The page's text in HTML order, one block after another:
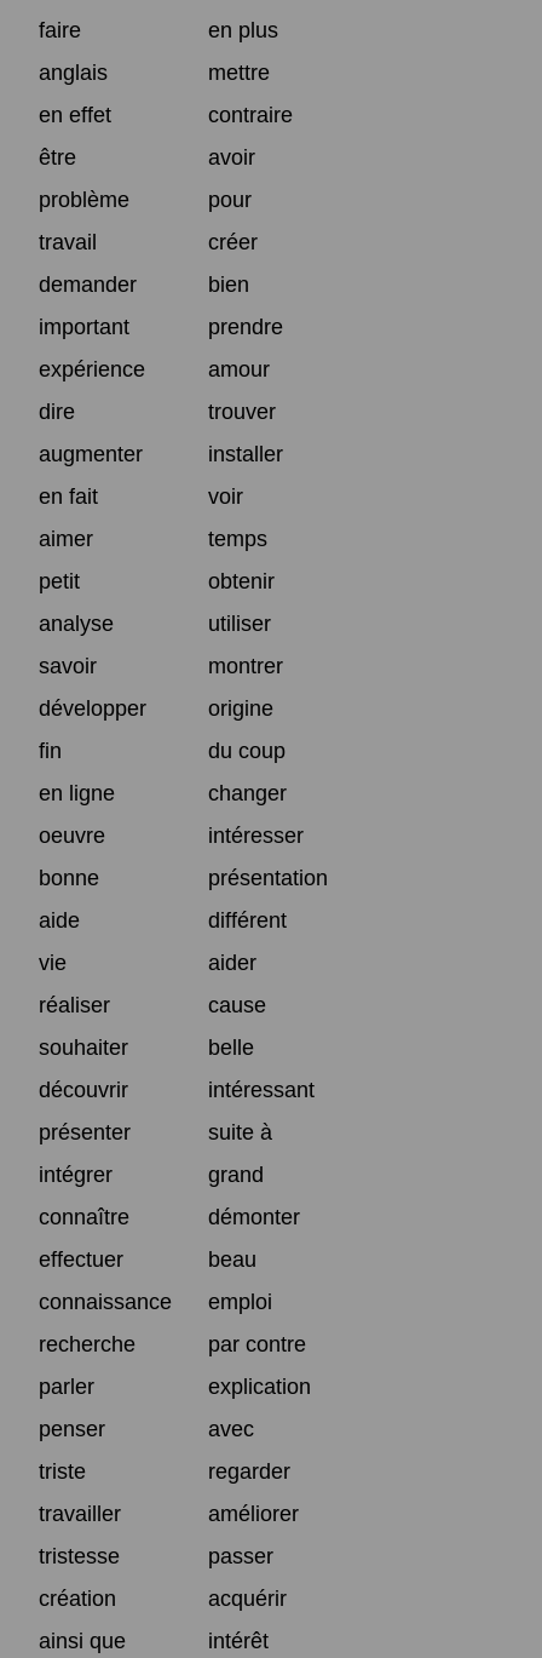
faire
en plus
anglais
mettre
en effet
contraire
être
avoir
problème
pour
travail
créer
demander
bien
important
prendre
expérience
amour
dire
trouver
augmenter
installer
en fait
voir
aimer
temps
petit
obtenir
analyse
utiliser
savoir
montrer
développer
origine
fin
du coup
en ligne
changer
oeuvre
intéresser
bonne
présentation
aide
différent
vie
aider
réaliser
cause
souhaiter
belle
découvrir
intéressant
présenter
suite à
intégrer
grand
connaître
démonter
effectuer
beau
connaissance
emploi
recherche
par contre
parler
explication
penser
avec
triste
regarder
travailler
améliorer
tristesse
passer
création
acquérir
ainsi que
intérêt